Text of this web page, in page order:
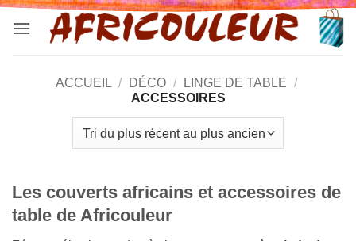
Passer
ACCUEIL / DÉCO / LINGE DE TABLE /
ACCESSOIRES
Les couverts africains et accessoires de
table de Africouleur